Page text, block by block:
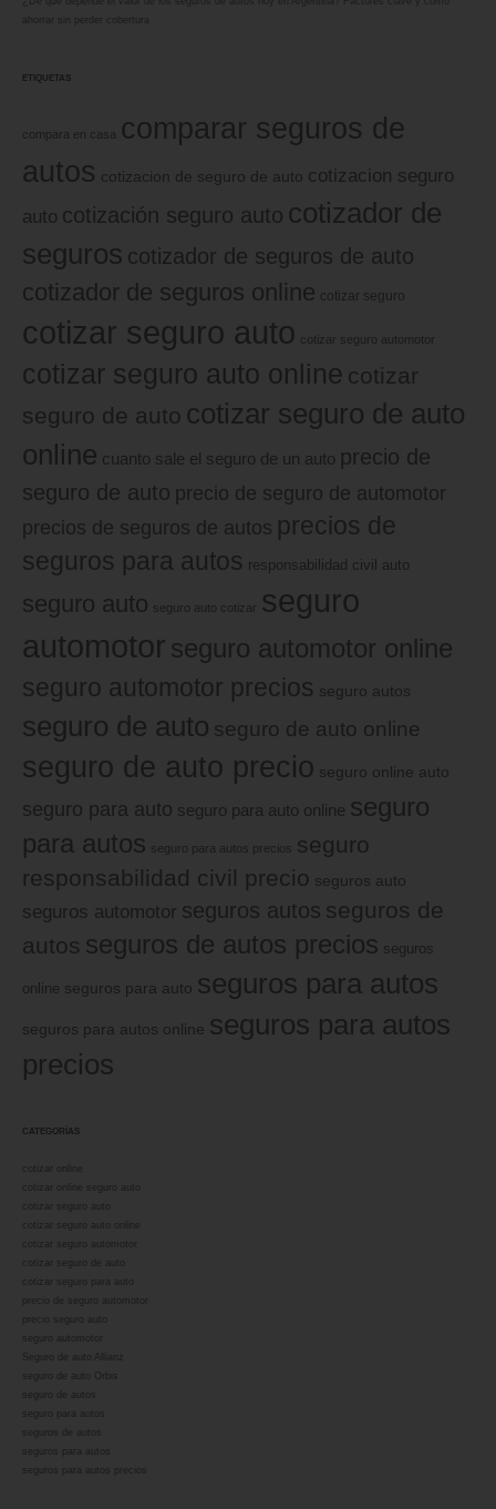
ETIQUETAS
compara en casa comparar seguros de
autos cotizacion de seguro de auto cotizacion seguro
auto cotización seguro auto cotizador de
seguros cotizador de seguros de auto
cotizador de seguros online cotizar seguro
cotizar seguro auto cotizar seguro automotor
cotizar seguro auto online cotizar
seguro de auto cotizar seguro de auto
online cuanto sale el seguro de un auto precio de
seguro de auto precio de seguro de automotor
precios de seguros de autos precios de
seguros para autos responsabilidad civil auto
seguro auto seguro auto cotizar seguro
automotor seguro automotor online
seguro automotor precios seguro autos
seguro de auto seguro de auto online
seguro de auto precio seguro online auto
seguro para auto seguro para auto online seguro
para autos seguro para autos precios seguro
responsabilidad civil precio seguros auto
seguros automotor seguros autos seguros de
autos seguros de autos precios seguros
online seguros para auto seguros para autos
seguros para autos online seguros para autos
precios
CATEGORÍAS
cotizar online
cotizar online seguro auto
cotizar seguro auto
cotizar seguro auto online
cotizar seguro automotor
cotizar seguro de auto
cotizar seguro para auto
Seguro de auto Allianz